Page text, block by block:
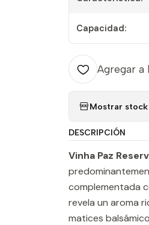
Capacidad:
Agregar a
Mostrar
DESCRIPCIÓN
Vinha Paz
complementada
revela un aroma
matices